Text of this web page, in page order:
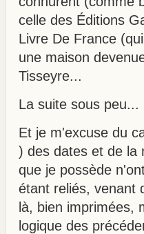
celle des Éditions
Livre De France
une maison
Tisseyre...
La suite sous peu...
Et je m'excuse du
) des dates et de la
que je possède
étant reliés, venant
là, bien imprimées,
logique des